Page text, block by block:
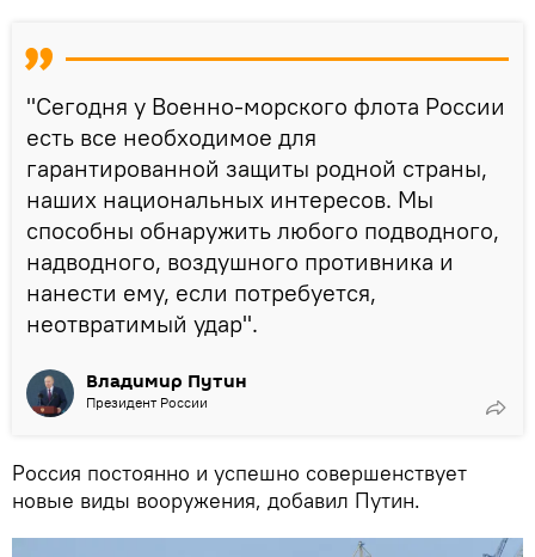
"Сегодня у Военно-морского флота России
есть все необходимое для
гарантированной защиты родной страны,
наших национальных интересов. Мы
способны обнаружить любого подводного,
надводного, воздушного противника и
нанести ему, если потребуется,
неотвратимый удар".
Владимир Путин
Президент России
Россия постоянно и успешно совершенствует
новые виды вооружения, добавил Путин.